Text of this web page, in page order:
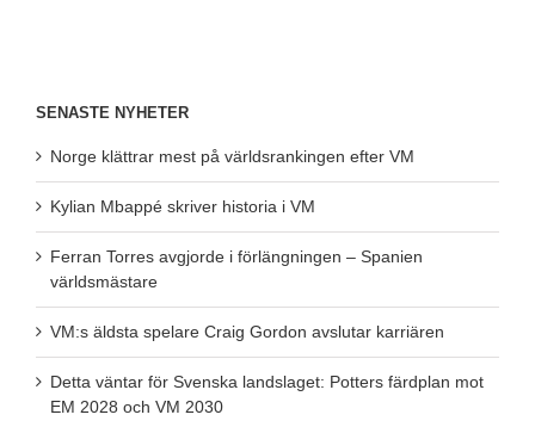
SENASTE NYHETER
Norge klättrar mest på världsrankingen efter VM
Kylian Mbappé skriver historia i VM
Ferran Torres avgjorde i förlängningen – Spanien
världsmästare
VM:s äldsta spelare Craig Gordon avslutar karriären
Detta väntar för Svenska landslaget: Potters färdplan mot
EM 2028 och VM 2030